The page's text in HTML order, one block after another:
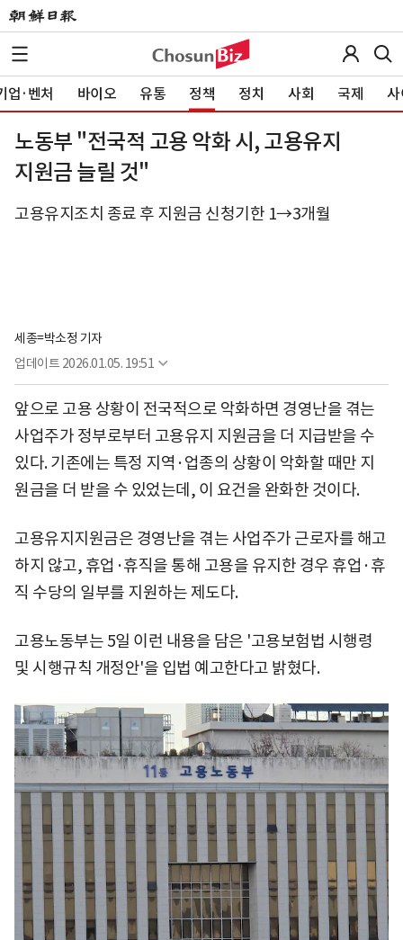
업·벤처 바이오 유통 정책 정치 사회 국제 사
노동부 "전국적 고용 악화 시, 고용유지
지원금 늘릴 것"
고용유지조치 종료 후 지원금 신청기한 1→3개월
세종=박소정 기자
업데이트 2026.01.05. 19:51
앞으로 고용 상황이 전국적으로 악화하면 경영난을 겪는
사업주가 정부로부터 고용유지 지원금을 더 지급받을 수
있다. 기존에는 특정 지역·업종의 상황이 악화할 때만 지
원금을 더 받을 수 있었는데, 이 요건을 완화한 것이다.
고용유지지원금은 경영난을 겪는 사업주가 근로자를 해고
하지 않고, 휴업·휴직을 통해 고용을 유지한 경우 휴업·휴
직 수당의 일부를 지원하는 제도다.
고용노동부는 5일 이런 내용을 담은 '고용보험법 시행령
및 시행규칙 개정안'을 입법 예고한다고 밝혔다.